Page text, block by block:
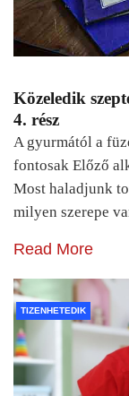
Közeledik
4. rész
A gyurmától a
fontosak Előző
Most haladjunk
milyen szerepe
Read More
TIZENHETEDIK